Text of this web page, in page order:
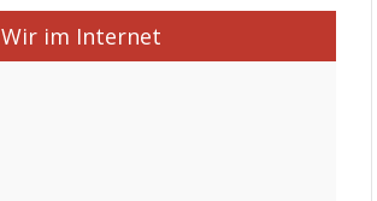
Wir im Internet